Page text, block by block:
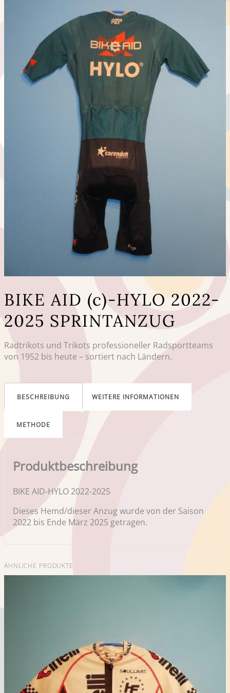
BIKE AID (c)-HYLO 2022-
2025 SPRINTANZUG
Radtrikots und Trikots professioneller Radsportteams
von 1952 bis heute – sortiert nach Ländern.
BESCHREIBUNG WEITERE INFORMATIONEN
METHODE
Produktbeschreibung
BIKE AID-HYLO 2022-2025
Dieses Hemd/dieser Anzug wurde von der Saison
2022 bis Ende März 2025 getragen.
ÄHNLICHE PRODUKTE